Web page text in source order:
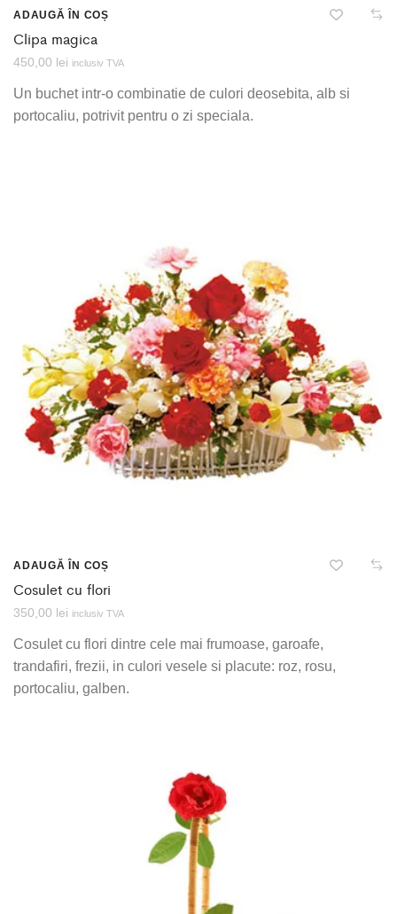
ADAUGĂ ÎN COȘ
Clipa magica
450,00 lei inclusiv TVA
Un buchet intr-o combinatie de culori deosebita, alb si
portocaliu, potrivit pentru o zi speciala.
ADAUGĂ ÎN COȘ
Cosulet cu flori
350,00 lei inclusiv TVA
Cosulet cu flori dintre cele mai frumoase, garoafe,
trandafiri, frezii, in culori vesele si placute: roz, rosu,
portocaliu, galben.